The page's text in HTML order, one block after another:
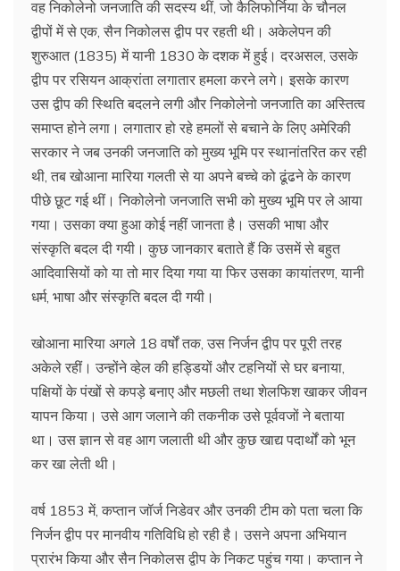
वह निकोलेनो जनजाति की सदस्य थीं, जो कैलिफोर्निया के चौनल
द्वीपों में से एक, सैन निकोलस द्वीप पर रहती थी। अकेलेपन की
शुरुआत (1835) में यानी 1830 के दशक में हुई। दरअसल, उसके
द्वीप पर रसियन आक्रांता लगातार हमला करने लगे। इसके कारण
उस द्वीप की स्थिति बदलने लगी और निकोलेनो जनजाति का अस्तित्व
समाप्त होने लगा। लगातार हो रहे हमलों से बचाने के लिए अमेरिकी
सरकार ने जब उनकी जनजाति को मुख्य भूमि पर स्थानांतरित कर रही
थी, तब खोआना मारिया गलती से या अपने बच्चे को ढूंढने के कारण
पीछे छूट गई थीं। निकोलेनो जनजाति सभी को मुख्य भूमि पर ले आया
गया। उसका क्या हुआ कोई नहीं जानता है। उसकी भाषा और
संस्कृति बदल दी गयी। कुछ जानकार बताते हैं कि उसमें से बहुत
आदिवासियों को या तो मार दिया गया या फिर उसका कायांतरण, यानी
धर्म, भाषा और संस्कृति बदल दी गयी।
खोआना मारिया अगले 18 वर्षों तक, उस निर्जन द्वीप पर पूरी तरह
अकेले रहीं। उन्होंने व्हेल की हड्डियों और टहनियों से घर बनाया,
पक्षियों के पंखों से कपड़े बनाए और मछली तथा शेलफिश खाकर जीवन
यापन किया। उसे आग जलाने की तकनीक उसे पूर्ववजों ने बताया
था। उस ज्ञान से वह आग जलाती थी और कुछ खाद्य पदार्थों को भून
कर खा लेती थी।
वर्ष 1853 में, कप्तान जॉर्ज निडेवर और उनकी टीम को पता चला कि
निर्जन द्वीप पर मानवीय गतिविधि हो रही है। उसने अपना अभियान
प्रारंभ किया और सैन निकोलस द्वीप के निकट पहुंच गया। कप्तान ने